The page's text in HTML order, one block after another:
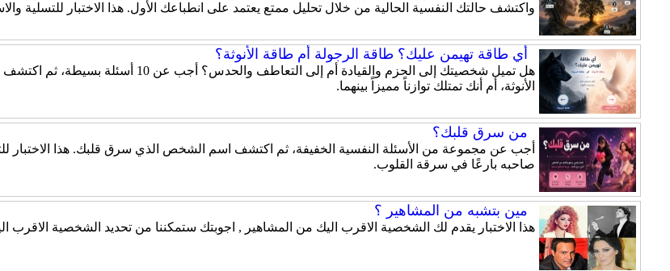
واكتشف حالتك النفسية الحالية من خلال تحليل ممتع يعتمد على انطباعك الأول. هذا الاختبار للتسلية
أي طاقة تهيمن عليك؟ طاقة الرجولة أم طاقة الأنوثة؟
هل تميل شخصيتك إلى الحزم والقيادة أم
الأنوثة، أم أنك تمتلك توازناً مميزاً بينهما.
من سرق قلبك؟
أجب عن مجموعة من الأسئلة النفسية الخفيفة، ثم اكتشف اسم الشخص الذي سرق قلبك. هذا الاختبار
صاحبه بارعًا في سرقة القلوب.
مين بتشبه من المشاهير ؟
هذا الاختبار يقدم لك الشخصية الاقرب اليك من المشاهير , اجوبتك ستمكننا من تحديد الشخصية